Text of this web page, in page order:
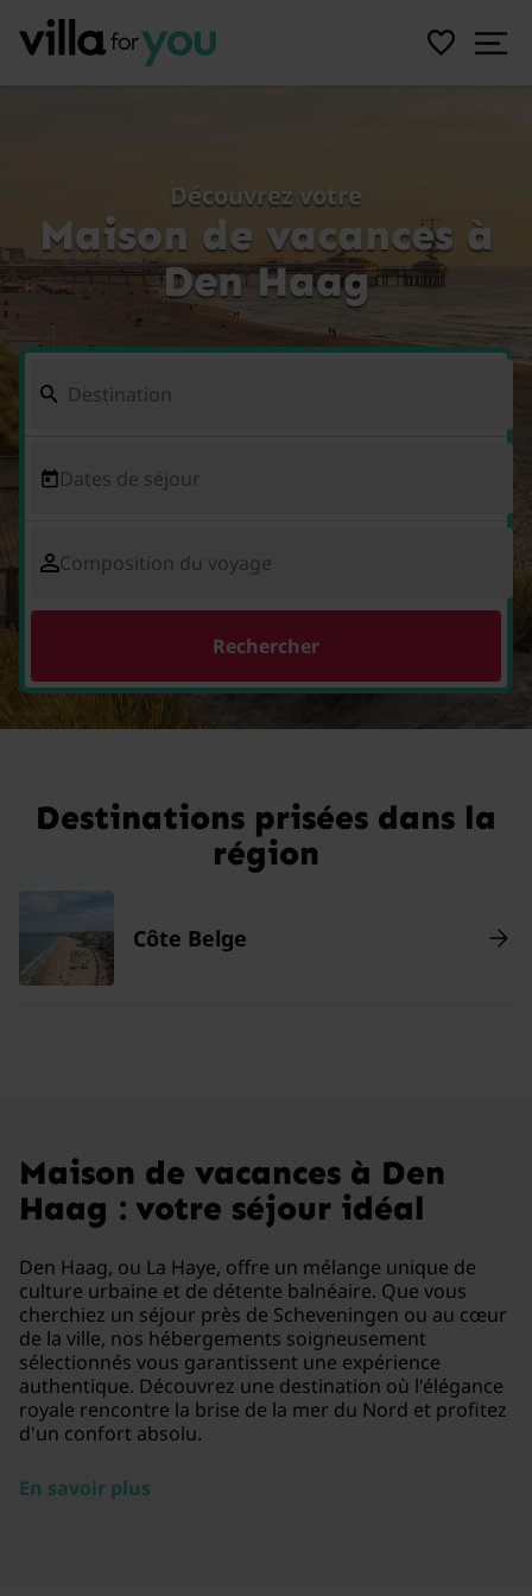
Découvrez votre
Maison de vacances à
Den Haag
Dates de séjour
Composition du voyage
Rechercher
Destinations prisées dans la
région
Côte Belge
Maison de vacances à Den
Haag : votre séjour idéal
Den Haag, ou La Haye, offre un mélange unique de
culture urbaine et de détente balnéaire. Que vous
cherchiez un séjour près de Scheveningen ou au cœur
de la ville, nos hébergements soigneusement
sélectionnés vous garantissent une expérience
authentique. Découvrez une destination où l'élégance
royale rencontre la brise de la mer du Nord et profitez
d'un confort absolu.
En savoir plus